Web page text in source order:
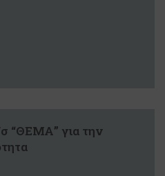
“ΘΕΜΑ” για την